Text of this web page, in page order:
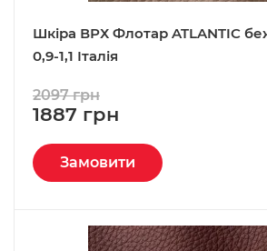
Шкіра ВРХ Флотар ATLANTIC
0,9-1,1 Італія
1887 грн
2097 грн
Замовити